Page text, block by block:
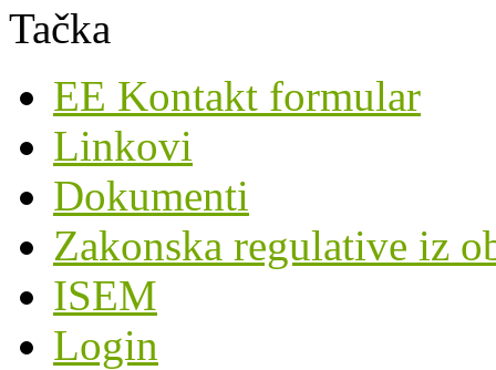
EE Kontakt formular
Linkovi
Dokumenti
Zakonska regulative iz
ISEM
Login